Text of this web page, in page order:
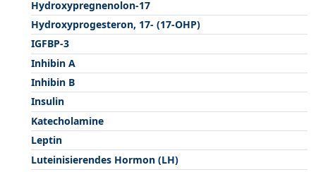
Hydroxypregnenolon-17
Hydroxyprogesteron, 17- (17-OHP)
IGFBP-3
Inhibin A
Inhibin B
Insulin
Katecholamine
Leptin
Luteinisierendes Hormon (LH)